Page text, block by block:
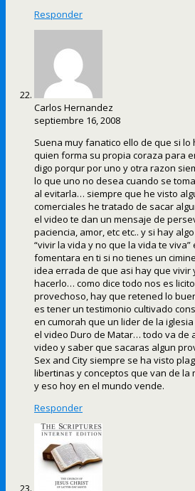
Responder
Carlos Hernandez
septiembre 16, 2008
Suena muy fanatico ello de que si lo
quien forma su propia coraza para
digo porqur por uno y otra razon
lo que uno no desea cuando se
al evitarla… siempre que he visto
comerciales he tratado de sacar
el video te dan un mensaje de
paciencia, amor, etc etc.. y si hay
“vivir la vida y no que la vida te
fomentara en ti si no tienes un
idea errada de que asi hay que vivir
hacerlo… como dice todo nos es
provechoso, hay que retened lo
es tener un testimonio cultivado
en cumorah que un lider de la
el video Duro de Matar… todo va de
video y saber que sacaras algun
Sex and City siempre se ha visto
libertinas y conceptos que van de
y eso hoy en el mundo vende.
Responder